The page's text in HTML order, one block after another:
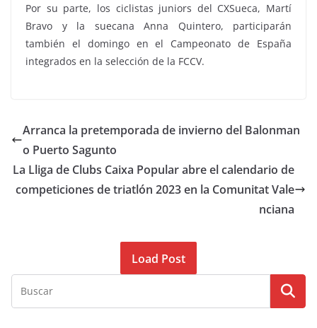
Por su parte, los ciclistas juniors del CXSueca, Martí
Bravo y la suecana Anna Quintero, participarán
también el domingo en el Campeonato de España
integrados en la selección de la FCCV.
Arranca la pretemporada de invierno del Balonman
o Puerto Sagunto
La Lliga de Clubs Caixa Popular abre el calendario de
competiciones de triatlón 2023 en la Comunitat Vale
nciana
Load Post